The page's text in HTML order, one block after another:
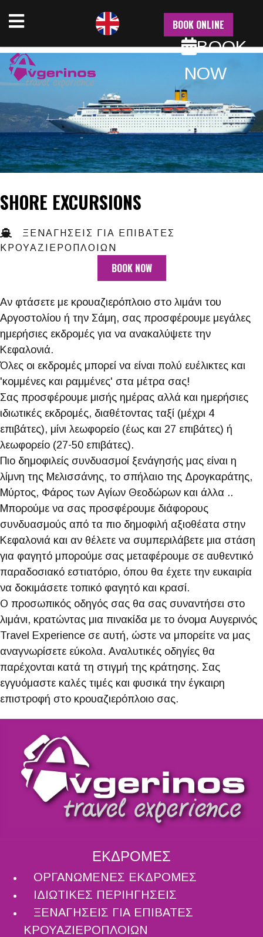
BOOK ONLINE
BOOK
NOW
SHORE EXCURSIONS
ΞΕΝΑΓΗΣΕΙΣ ΓΙΑ ΕΠΙΒΑΤΕΣ
ΚΡΟΥΑΖΙΕΡΟΠΛΟΙΩΝ
BOOK NOW
Αν φτάσετε με κρουαζιερόπλοιο στο λιμάνι του
Αργοστολίου ή την Σάμη, σας προσφέρουμε μεγάλες
ημερήσιες εκδρομές για να ανακαλύψετε την
Κεφαλονιά.
Όλες οι εκδρομές μπορεί να είναι πολύ ευέλικτες και
'κομμένες και ραμμένες' στα μέτρα σας!
Σας προσφέρουμε μισής ημέρας αλλά και ημερήσιες
ιδιωτικές εκδρομές, διαθέτοντας ταξί (μέχρι 4
επιβάτες), μίνι λεωφορείο (έως και 27 επιβάτες) ή
λεωφορείο (27-50 επιβάτες).
Πιο δημοφιλείς συνδυασμοί ξενάγησής μας είναι η
λίμνη της Μελισσάνης, το σπήλαιο της Δρογκαράτης,
Μύρτος, Φάρος των Αγίων Θεοδώρων και άλλα ..
Μπορούμε να σας προσφέρουμε διάφορους
συνδυασμούς από τα πιο δημοφιλή αξιοθέατα στην
Κεφαλονιά και αν θέλετε να συμπεριλάβετε μια στάση
για φαγητό μπορούμε σας μεταφέρουμε σε αυθεντικό
παραδοσιακό εστιατόριο, όπου θα έχετε την ευκαιρία
να δοκιμάσετε τοπικό φαγητό και κρασί.
Ο προσωπικός οδηγός σας θα σας συναντήσει στο
λιμάνι, κρατώντας μια πινακίδα με το όνομα Αυγερινός
Travel Experience σε αυτή, ώστε να μπορείτε να μας
αναγνωρίσετε εύκολα. Αναλυτικές οδηγίες θα
παρέχονται κατά τη στιγμή της κράτησης. Σας
εγγυόμαστε καλές τιμές και φυσικά την έγκαιρη
επιστροφή στο κρουαζιερόπλοιο σας.
ΕΚΔΡΟΜΕΣ
ΟΡΓΑΝΩΜΕΝΕΣ ΕΚΔΡΟΜΕΣ
ΙΔΙΩΤΙΚΕΣ ΠΕΡΙΗΓΗΣΕΙΣ
ΞΕΝΑΓΗΣΕΙΣ ΓΙΑ ΕΠΙΒΑΤΕΣ
ΚΡΟΥΑΖΙΕΡΟΠΛΟΙΩΝ